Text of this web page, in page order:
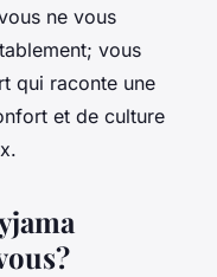
ne vous
vous
qui raconte une
et de culture